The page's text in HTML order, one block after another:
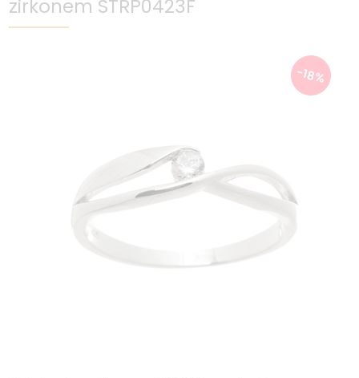
zirkonem STRP0423F
-18%